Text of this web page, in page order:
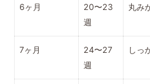
6ヶ月
20〜23
週
丸み
7ヶ月
24〜27
週
しっ